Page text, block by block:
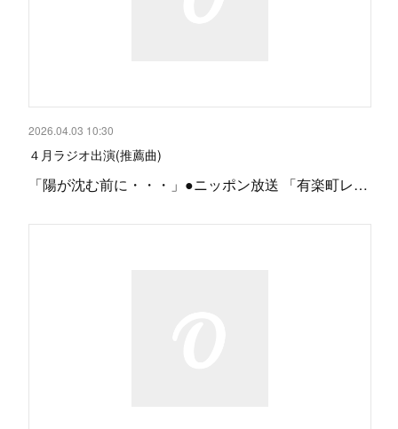
2026.04.03 10:30
４月ラジオ出演(推薦曲)
「陽が沈む前に・・・」●ニッポン放送 「有楽町レ…